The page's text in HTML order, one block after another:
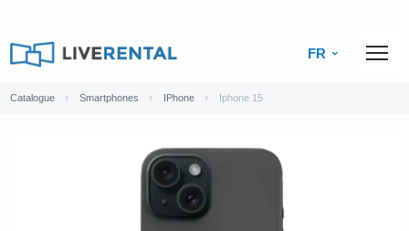
FR
Catalogue Smartphones IPhone Iphone 15